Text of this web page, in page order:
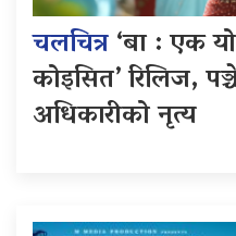
चलचित्र‘बा : एक
कोइसित’ रिलिज,
अधिकारीको नृत्य